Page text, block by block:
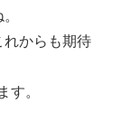
れからも期待
す。